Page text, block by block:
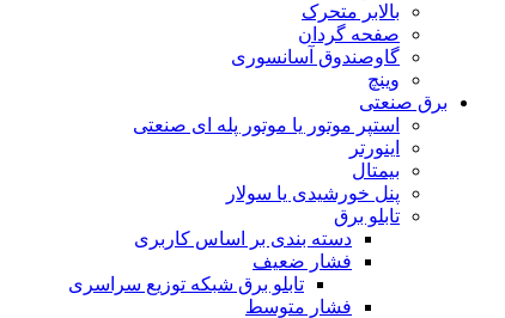
بالابر متحرک
صفحه گردان
گاوصندوق آسانسوری
وینچ
برق صنعتی
استپر موتور یا موتور پله ای صنعتی
اینورتر
بیمتال
پنل خورشیدی یا سولار
تابلو برق
دسته بندی بر اساس کاربری
فشار ضعیف
تابلو برق شبکه توزیع سراسری
فشار متوسط